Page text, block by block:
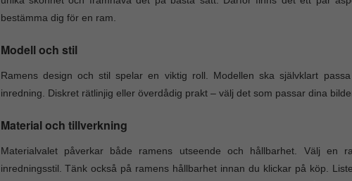
bestämma dig för en ram.
Modell och stil
Ramens design och stil spelar en viktig roll. Modellen ska självklart
inredning. Diskret rätlinjig eller överdådig prakt – välj det som passar dina
Material och tillverkning
Materialvalet påverkar både ramens utseende och hållbarhet. Välj
inredningsstil. Tänk också på ramens hållbarhet innan du klickar på köp.